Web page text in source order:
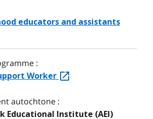
educators and assistants
:
Worker
autochtone :
Educational Institute (AEI)